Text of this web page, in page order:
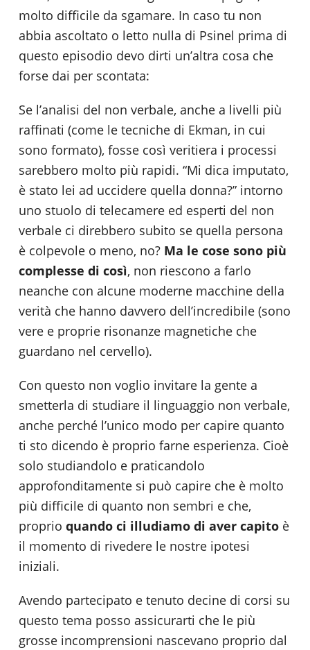
molto difficile da sgamare. In caso tu non
abbia ascoltato o letto nulla di Psinel prima di
questo episodio devo dirti un’altra cosa che
forse dai per scontata:
Se l’analisi del non verbale, anche a livelli più
raffinati (come le tecniche di Ekman, in cui
sono formato), fosse così veritiera i processi
sarebbero molto più rapidi. “Mi dica imputato,
è stato lei ad uccidere quella donna?” intorno
uno stuolo di telecamere ed esperti del non
verbale ci direbbero subito se quella persona
è colpevole o meno, no? Ma le cose sono più
complesse di così, non riescono a farlo
neanche con alcune moderne macchine della
verità che hanno davvero dell’incredibile (sono
vere e proprie risonanze magnetiche che
guardano nel cervello).
Con questo non voglio invitare la gente a
smetterla di studiare il linguaggio non verbale,
anche perché l’unico modo per capire quanto
ti sto dicendo è proprio farne esperienza. Cioè
solo studiandolo e praticandolo
approfonditamente si può capire che è molto
più difficile di quanto non sembri e che,
proprio quando ci illudiamo di aver capito è
il momento di rivedere le nostre ipotesi
iniziali.
Avendo partecipato e tenuto decine di corsi su
questo tema posso assicurarti che le più
grosse incomprensioni nascevano proprio dal